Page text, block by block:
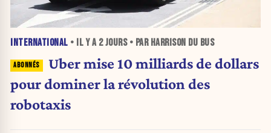
INTERNATIONAL • IL Y A 2 JOURS• PAR HARRISON DU BUS
Uber mise 10 milliards de dollars
pour dominer la révolution des
robotaxis